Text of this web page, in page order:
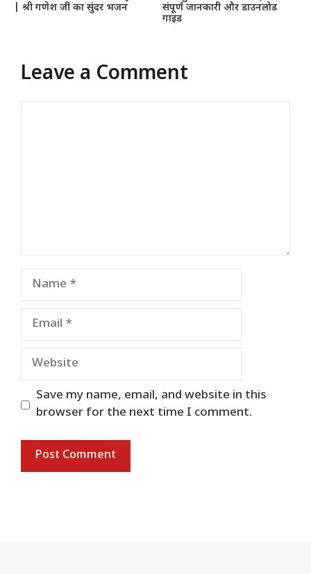
| श्री गणेश जी का सुंदर भजन
संपूर्ण जानकारी और डाउनलोड
गाइड
Leave a Comment
Name
Email
Website
Save my name, email, and website in this
browser for the next time I comment.